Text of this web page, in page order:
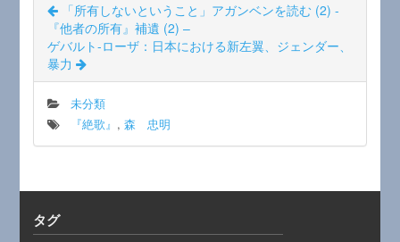
「所有しないということ」アガンベンを読む (2) -
『他者の所有』補遺 (2) –
ゲバルト-ローザ：日本における新左翼、ジェンダー、
暴力
未分類
『絶歌』 ,森 忠明
タグ